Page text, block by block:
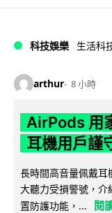
科技娛樂 生活科
arthur 8 小時
AirPods 用
耳機用戶謹
長時間高音量佩戴
大聽力受損警號，
置防護功能，...
閱